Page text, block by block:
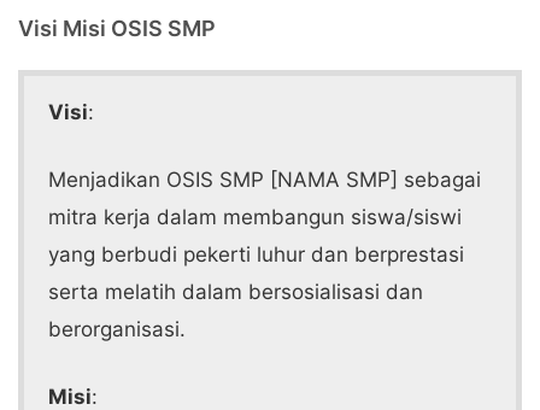
Visi Misi OSIS SMP
Visi:
Menjadikan OSIS SMP [NAMA SMP] sebagai
mitra kerja dalam membangun siswa/siswi
yang berbudi pekerti luhur dan berprestasi
serta melatih dalam bersosialisasi dan
berorganisasi.
Misi: